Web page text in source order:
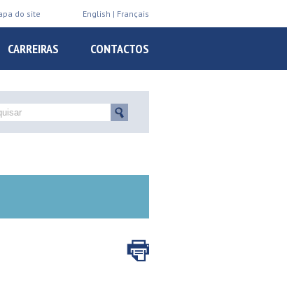
English Français
do site
CARREIRAS CONTACTOS